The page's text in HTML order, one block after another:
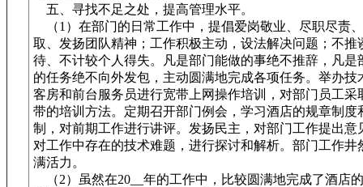
五、寻找不足之处，提高管理水平。
（1）在部门的日常工作中，提倡爱岗敬业、尽职尽责
取、发扬团队精神；工作积极主动，设法解决问题；不推
待、不计较个人得失。凡是部门能做的事绝不推辞，凡是
的任务绝不向外发包，主动圆满地完成各项任务。举办技
客房和前台服务员进行宽带上网操作培训，对部门员工采
带的培训方法。定期召开部门例会，学习酒店的规章制度
制，对前期工作进行讲评。发扬民主，对部门工作提出意
对工作中存在的技术难题，进行探讨和解析。部门工作井
满活力。
（2）虽然在20__年的工作中，比较圆满地完成了酒店